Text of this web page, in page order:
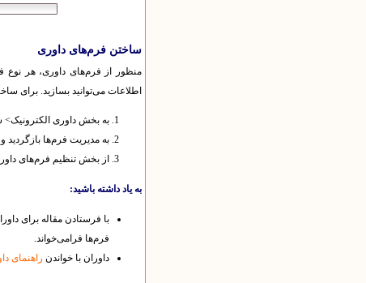
ساختن فرم‌های داوری
منظور از فرم‌های داوری، هر
اطلاعات می‌توانید بسازید. برای
به بخش داوری
به مدیریت فرم‌ها
از بخش تنظیم فرم‌های
به یاد داشته باشید:
با فرستادن مقاله برای
فرم‌ها فرامی‌خواند.
داوران با خواندن راهنمای